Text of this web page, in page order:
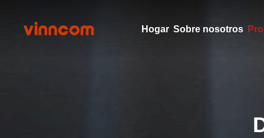
Hogar Sobre nosotros